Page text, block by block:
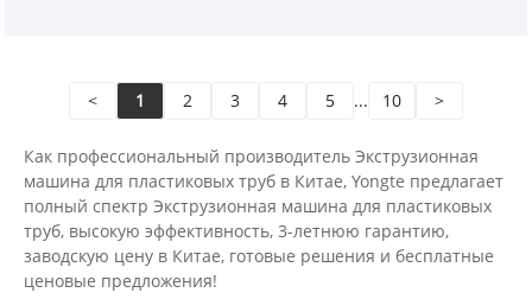
< 1 2 3 4 5 ... 10 >
Как профессиональный производитель Экструзионная
машина для пластиковых труб в Китае, Yongte предлагает
полный спектр Экструзионная машина для пластиковых
труб, высокую эффективность, 3-летнюю гарантию,
заводскую цену в Китае, готовые решения и бесплатные
ценовые предложения!